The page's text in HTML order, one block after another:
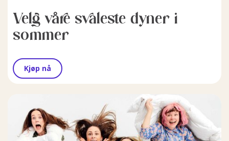
Velg våre svaleste dyner i
sommer
Kjøp nå